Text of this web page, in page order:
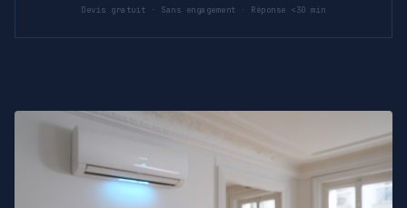
Devis gratuit · Sans engagement · Réponse <30 min